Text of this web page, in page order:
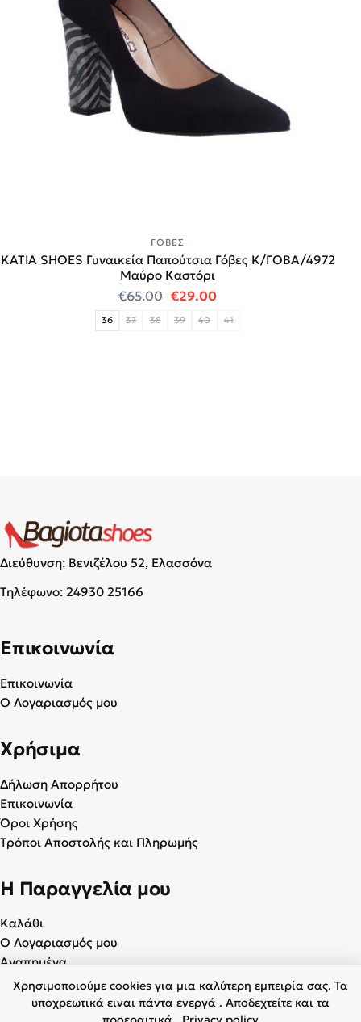
ΓΌΒΕΣ
KATIA SHOES Γυναικεία Παπούτσια Γόβες Κ/ΓΟΒΑ/4972
Μαύρο Καστόρι
€65.00 Original price was: €65.00.
€29.00Η τρέχουσα τιμή
36 37 38 39 40 41
Διεύθυνση: Βενιζέλου 52, Ελασσόνα
Τηλέφωνο: 24930 25166
Επικοινωνία
Επικοινωνία
Ο Λογαριασμός μου
Χρήσιμα
Δήλωση Απορρήτου
Επικοινωνία
Όροι Χρήσης
Τρόποι Αποστολής και Πληρωμής
Η Παραγγελία μου
Καλάθι
Ο Λογαριασμός μου
Αγαπημένα
Χρησιμοποιούμε cookies για μια καλύτερη εμπειρία σας. Τα
υποχρεωτικά ειναι πάντα ενεργά . Αποδεχτείτε και τα